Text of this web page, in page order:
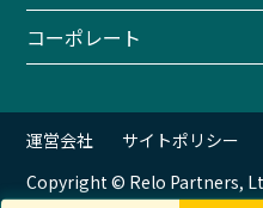
コーポレート
Copyright © Relo Partners,
運営会社 サイトポリシー